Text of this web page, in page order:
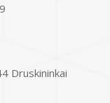
Druskininkai